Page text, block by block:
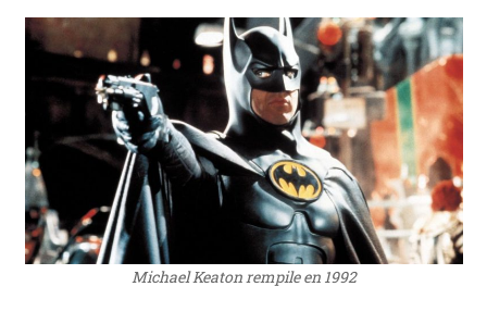
Michael Keaton rempile en 1992